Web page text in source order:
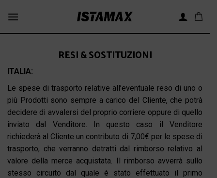
RESI & SOSTITUZIONI
ITALIA:
Le spese di trasporto relative all’eventuale reso di uno o
più Prodotti sono sempre a carico del Cliente, che potrà
decidere di avvalersi del proprio corriere oppure di quello
inviato dal Venditore. In questo caso il Venditore
richiederà al Cliente un contributo di 7,00€ per le spese di
trasporto, che verranno detratti dal rimborso relativo al
valore della merce acquistata. Il rimborso avverrà sullo
stesso circuito dal quale è stato effettuato il primo